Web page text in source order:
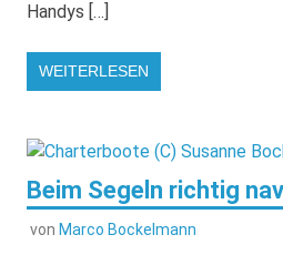
Handys […]
WEITERLESEN
Beim Segeln richtig
von Marco Bockelmann